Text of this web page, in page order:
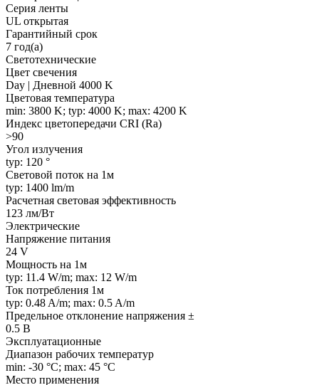
Серия ленты
UL открытая
Гарантийный срок
7 год(а)
Светотехнические
Цвет свечения
Day | Дневной 4000 K
Цветовая температура
min: 3800 K; typ: 4000 K; max: 4200 K
Индекс цветопередачи CRI (Ra)
>90
Угол излучения
typ: 120 °
Световой поток на 1м
typ: 1400 lm/m
Расчетная световая эффективность
123 лм/Вт
Электрические
Напряжение питания
24 V
Мощность на 1м
typ: 11.4 W/m; max: 12 W/m
Ток потребления 1м
typ: 0.48 A/m; max: 0.5 A/m
Предельное отклонение напряжения ±
0.5 В
Эксплуатационные
Диапазон рабочих температур
min: -30 °C; max: 45 °C
Место применения